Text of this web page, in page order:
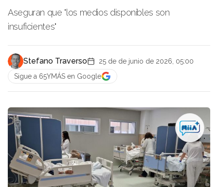
Aseguran que "los medios disponibles son
insuficientes"
Stefano Traverso
25 de de junio de 2026, 05:00
Sigue a 65YMÁS en Google